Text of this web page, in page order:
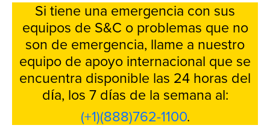
Si tiene una emergencia con sus
equipos de S&C o problemas que no
son de emergencia, llame a nuestro
equipo de apoyo internacional que se
encuentra disponible las 24 horas del
día, los 7 días de la semana al:
(+1)(888)762-1100.